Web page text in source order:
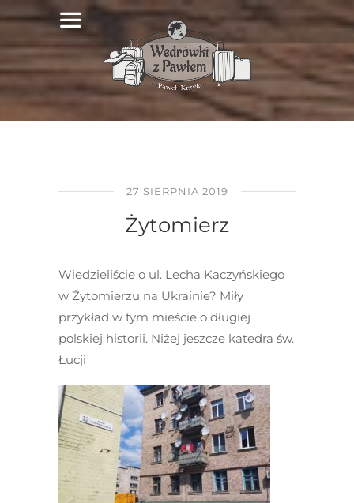
27 SIERPNIA 2019
Żytomierz
Wiedzieliście o ul. Lecha Kaczyńskiego
w Żytomierzu na Ukrainie? Miły
przykład w tym mieście o długiej
polskiej historii. Niżej jeszcze katedra św.
Łucji